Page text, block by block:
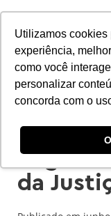
Utilizamos cookies
experiência,
como você
personalizar
concorda com o
Faro
online
da